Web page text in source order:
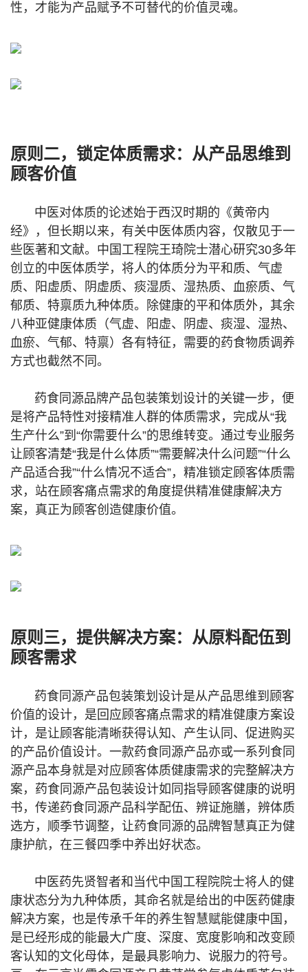
性，才能为产品赋予不可替代的价值灵魂。
原则二，锁定体质需求：从产品思维到
顾客价值
中医对体质的论述始于西汉时期的《黄帝内
经》，但长期以来，有关中医体质内容，仅散见于一
些医著和文献。中国工程院王琦院士潜心研究30多年
创立的中医体质学，将人的体质分为平和质、气虚
质、阳虚质、阴虚质、痰湿质、湿热质、血瘀质、气
郁质、特禀质九种体质。除健康的平和体质外，其余
八种亚健康体质（气虚、阳虚、阴虚、痰湿、湿热、
血瘀、气郁、特禀）各有特征，需要的药食物质调养
方式也截然不同。
药食同源品牌产品包装策划设计的关键一步，便
是将产品特性对接精准人群的体质需求，完成从“我
生产什么”到“你需要什么”的思维转变。通过专业服务
让顾客清楚“我是什么体质”“需要解决什么问题”“什么
产品适合我”“什么情况不适合”，精准锁定顾客体质需
求，站在顾客痛点需求的角度提供精准健康解决方
案，真正为顾客创造健康价值。
原则三，提供解决方案：从原料配伍到
顾客需求
药食同源产品包装策划设计是从产品思维到顾客
价值的设计，是回应顾客痛点需求的精准健康方案设
计，是让顾客能清晰获得认知、产生认同、促进购买
的产品价值设计。一款药食同源产品亦或一系列食同
源产品本身就是对应顾客体质健康需求的完整解决方
案，药食同源产品包装设计如同指导顾客健康的说明
书，传递药食同源产品科学配伍、辨证施膳，辨体质
选方，顺季节调整，让药食同源的品牌智慧真正为健
康护航，在三餐四季中养出好状态。
中医药先贤智者和当代中国工程院院士将人的健
康状态分为九种体质，其命名就是给出的中医药健康
解决方案，也是传承千年的养生智慧赋能健康中国，
是已经形成的能最大广度、深度、宽度影响和改变顾
客认知的文化母体，是最具影响力、说服力的符号。